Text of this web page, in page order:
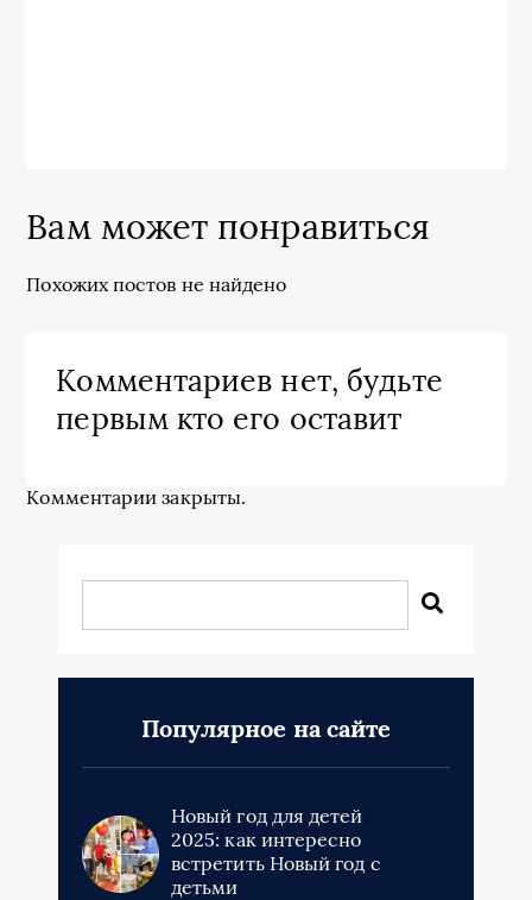
Вам может понравиться
Похожих постов не найдено
Комментариев нет, будьте
первым кто его оставит
Комментарии закрыты.
Популярное на сайте
Новый год для детей
2025: как интересно
встретить Новый год с
детьми